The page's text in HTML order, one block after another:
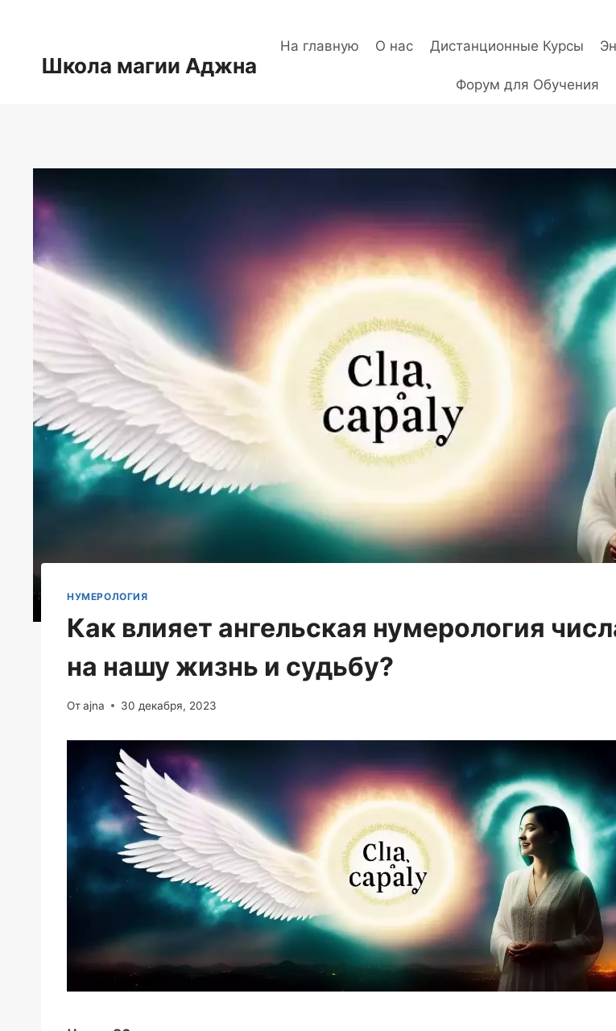
Школа магии Аджна
На главную О нас Дистанционные Курсы
Форум для Обучения
НУМЕРОЛОГИЯ
Как влияет ангельская нумерология
на нашу жизнь и судьбу?
Отajna 30 декабря, 2023